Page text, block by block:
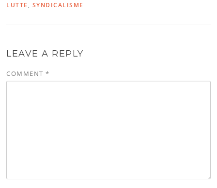
LUTTE , SYNDICALISME
LEAVE A REPLY
COMMENT*